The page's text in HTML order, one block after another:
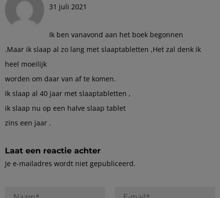
31 juli 2021
Ik ben vanavond aan het boek begonnen
.Maar ik slaap al zo lang met slaaptabletten ,Het zal denk ik
heel moeilijk
worden om daar van af te komen.
Ik slaap al 40 jaar met slaaptabletten ,
ik slaap nu op een halve slaap tablet
zins een jaar .
Laat een reactie achter
Je e-mailadres wordt niet gepubliceerd.